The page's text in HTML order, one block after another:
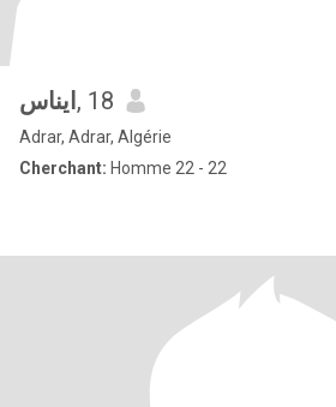
ايناس , 18
Adrar, Adrar, Algérie
Cherchant: Homme 22 - 22